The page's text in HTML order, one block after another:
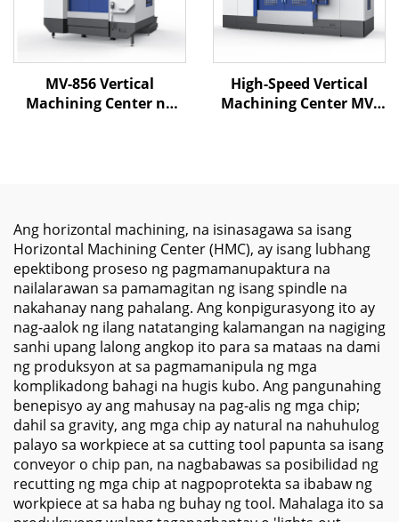
MV-856 Vertical
Machining Center na
High-Speed Vertical
Machining Center MV-
Ang horizontal machining, na isinasagawa sa isang
Horizontal Machining Center (HMC), ay isang lubhang
epektibong proseso ng pagmamanupaktura na
nailalarawan sa pamamagitan ng isang spindle na
nakahanay nang pahalang. Ang konpigurasyong ito ay
nag-aalok ng ilang natatanging kalamangan na nagiging
sanhi upang lalong angkop ito para sa mataas na dami
ng produksyon at sa pagmamanipula ng mga
komplikadong bahagi na hugis kubo. Ang pangunahing
benepisyo ay ang mahusay na pag-alis ng mga chip;
dahil sa gravity, ang mga chip ay natural na nahuhulog
palayo sa workpiece at sa cutting tool papunta sa isang
conveyor o chip pan, na nagbabawas sa posibilidad ng
recutting ng mga chip at nagpoprotekta sa ibabaw ng
workpiece at sa haba ng buhay ng tool. Mahalaga ito sa